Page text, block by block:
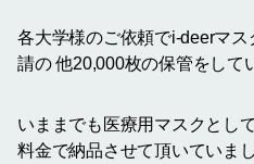
各大学様のご依頼でi-deerマ
請の 他20,000枚の保管をして
いままでも医療用マスクとし
料金で納品させて頂いていま